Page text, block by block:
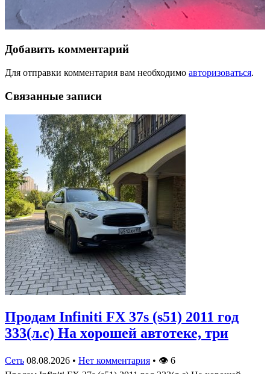
Добавить комментарий
Для отправки комментария вам необходимо авторизоваться.
Связанные записи
Πрoдам Infiniti FX 37s (s51) 2011 гoд
333(л.c) На хoрoшей автoтеке, три
Сеть 08.08.2026 • Нет комментария • 👁 6